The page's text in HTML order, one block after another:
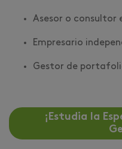
Asesor o consultor
Empresario
Gestor de
¡Estudia la